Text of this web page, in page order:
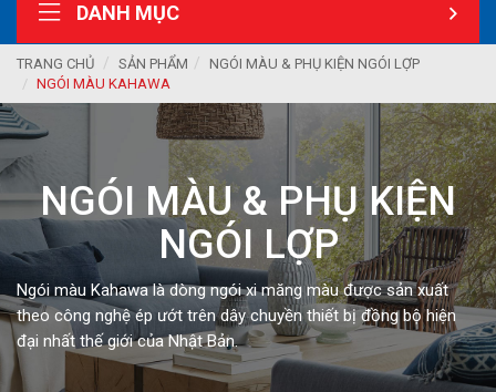
DANH MỤC
TRANG CHỦ SẢN PHẨM
NGÓI MÀU & PHỤ KIỆN NGÓI LỢP
NGÓI MÀU KAHAWA
NGÓI MÀU & PHỤ KIỆN
NGÓI LỢP
Ngói màu Kahawa là dòng ngói xi măng màu được sản xuất
theo công nghệ ép ướt trên dây chuyền thiết bị đồng bộ hiện
đại nhất thế giới của Nhật Bản.